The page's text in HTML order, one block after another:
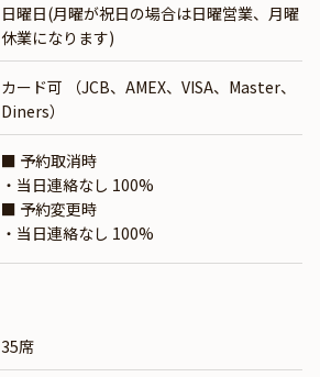
日曜日(月曜が祝日の場合は日曜営業、月曜
休業になります)
カード可 （JCB、AMEX、VISA、Master、
Diners）
■ 予約取消時
・当日連絡なし 100%
■ 予約変更時
・当日連絡なし 100%
35席